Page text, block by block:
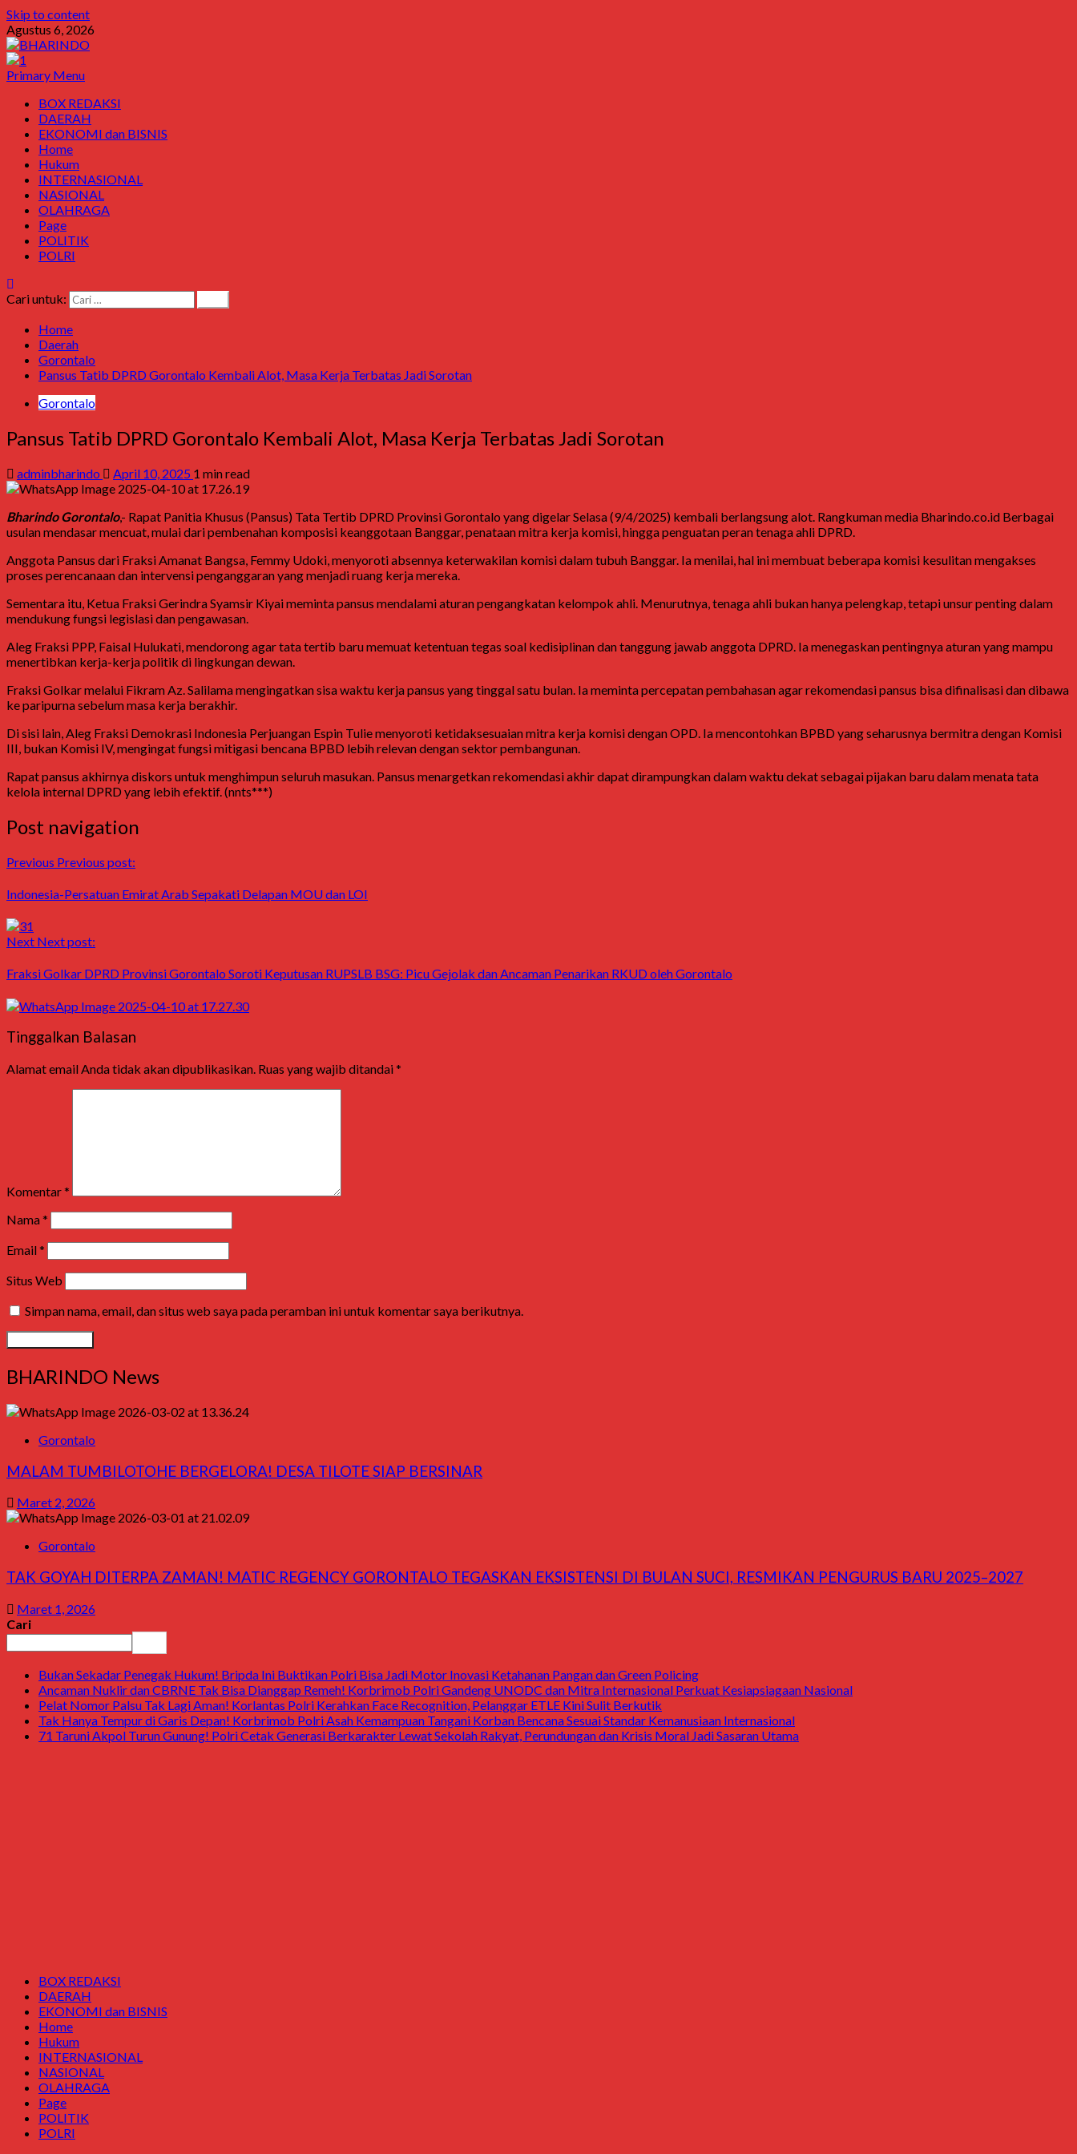
Skip to content
Agustus 6, 2026
Primary Menu
BOX REDAKSI
DAERAH
EKONOMI dan BISNIS
Home
Hukum
INTERNASIONAL
NASIONAL
OLAHRAGA
Page
POLITIK
POLRI
Cari untuk:
Home
Daerah
Gorontalo
Pansus Tatib DPRD Gorontalo Kembali Alot, Masa Kerja Terbatas Jadi Sorotan
Gorontalo
Pansus Tatib DPRD Gorontalo Kembali Alot, Masa Kerja Terbatas Jadi Sorotan
adminbharindo April 10, 2025 1 min read
Bharindo Gorontalo,- Rapat Panitia Khusus (Pansus) Tata Tertib DPRD Provinsi Gorontalo yang digelar Selasa (9/4/2025) kembali berlangsung alot. Rangkuman media Bharindo.co.id Berbagai
usulan mendasar mencuat, mulai dari pembenahan komposisi keanggotaan Banggar, penataan mitra kerja komisi, hingga penguatan peran tenaga ahli DPRD.
Anggota Pansus dari Fraksi Amanat Bangsa, Femmy Udoki, menyoroti absennya keterwakilan komisi dalam tubuh Banggar. Ia menilai, hal ini membuat beberapa komisi kesulitan mengakses
proses perencanaan dan intervensi penganggaran yang menjadi ruang kerja mereka.
Sementara itu, Ketua Fraksi Gerindra Syamsir Kiyai meminta pansus mendalami aturan pengangkatan kelompok ahli. Menurutnya, tenaga ahli bukan hanya pelengkap, tetapi unsur penting dalam
mendukung fungsi legislasi dan pengawasan.
Aleg Fraksi PPP, Faisal Hulukati, mendorong agar tata tertib baru memuat ketentuan tegas soal kedisiplinan dan tanggung jawab anggota DPRD. Ia menegaskan pentingnya aturan yang mampu
menertibkan kerja-kerja politik di lingkungan dewan.
Fraksi Golkar melalui Fikram Az. Salilama mengingatkan sisa waktu kerja pansus yang tinggal satu bulan. Ia meminta percepatan pembahasan agar rekomendasi pansus bisa difinalisasi dan dibawa
ke paripurna sebelum masa kerja berakhir.
Di sisi lain, Aleg Fraksi Demokrasi Indonesia Perjuangan Espin Tulie menyoroti ketidaksesuaian mitra kerja komisi dengan OPD. Ia mencontohkan BPBD yang seharusnya bermitra dengan Komisi
III, bukan Komisi IV, mengingat fungsi mitigasi bencana BPBD lebih relevan dengan sektor pembangunan.
Rapat pansus akhirnya diskors untuk menghimpun seluruh masukan. Pansus menargetkan rekomendasi akhir dapat dirampungkan dalam waktu dekat sebagai pijakan baru dalam menata tata
kelola internal DPRD yang lebih efektif. (nnts***)
Post navigation
Previous Previous post:
Indonesia-Persatuan Emirat Arab Sepakati Delapan MOU dan LOI
Next Next post:
Fraksi Golkar DPRD Provinsi Gorontalo Soroti Keputusan RUPSLB BSG: Picu Gejolak dan Ancaman Penarikan RKUD oleh Gorontalo
Tinggalkan Balasan
Alamat email Anda tidak akan dipublikasikan. Ruas yang wajib ditandai*
Komentar*
Nama*
Email*
Situs Web
Simpan nama, email, dan situs web saya pada peramban ini untuk komentar saya berikutnya.
BHARINDO News
Gorontalo
MALAM TUMBILOTOHE BERGELORA! DESA TILOTE SIAP BERSINAR
Maret 2, 2026
Gorontalo
TAK GOYAH DITERPA ZAMAN! MATIC REGENCY GORONTALO TEGASKAN EKSISTENSI DI BULAN SUCI, RESMIKAN PENGURUS BARU 2025–2027
Maret 1, 2026
Cari
Bukan Sekadar Penegak Hukum! Bripda Ini Buktikan Polri Bisa Jadi Motor Inovasi Ketahanan Pangan dan Green Policing
Ancaman Nuklir dan CBRNE Tak Bisa Dianggap Remeh! Korbrimob Polri Gandeng UNODC dan Mitra Internasional Perkuat Kesiapsiagaan Nasional
Pelat Nomor Palsu Tak Lagi Aman! Korlantas Polri Kerahkan Face Recognition, Pelanggar ETLE Kini Sulit Berkutik
Tak Hanya Tempur di Garis Depan! Korbrimob Polri Asah Kemampuan Tangani Korban Bencana Sesuai Standar Kemanusiaan Internasional
71 Taruni Akpol Turun Gunung! Polri Cetak Generasi Berkarakter Lewat Sekolah Rakyat, Perundungan dan Krisis Moral Jadi Sasaran Utama
BOX REDAKSI
DAERAH
EKONOMI dan BISNIS
Home
Hukum
INTERNASIONAL
NASIONAL
OLAHRAGA
Page
POLITIK
POLRI